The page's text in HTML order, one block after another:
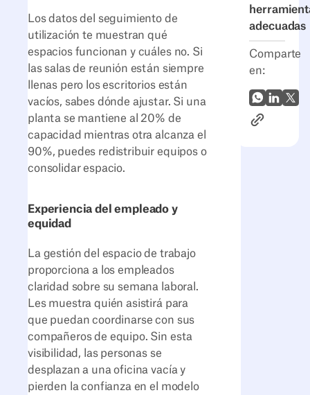
adecuadas
Comparte
en:
WhatsApp
X
Enlace al
Los datos del seguimiento de
utilización te muestran qué
espacios funcionan y cuáles no. Si
las salas de reunión están siempre
llenas pero los escritorios están
vacíos, sabes dónde ajustar. Si una
planta se mantiene al 20% de
capacidad mientras otra alcanza el
90%, puedes redistribuir equipos o
consolidar espacio.
Experiencia del empleado y
equidad
La gestión del espacio de trabajo
proporciona a los empleados
claridad sobre su semana laboral.
Les muestra quién asistirá para
que puedan coordinarse con sus
compañeros de equipo. Sin esta
visibilidad, las personas se
desplazan a una oficina vacía y
pierden la confianza en el modelo